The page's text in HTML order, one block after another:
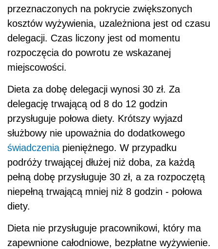
przeznaczonych na pokrycie zwiększonych
kosztów wyżywienia, uzależniona jest od czasu
delegacji. Czas liczony jest od momentu
rozpoczęcia do powrotu ze wskazanej
miejscowości.
Dieta za dobę delegacji wynosi 30 zł. Za
delegację trwającą od 8 do 12 godzin
przysługuje połowa diety. Krótszy wyjazd
służbowy nie upoważnia do dodatkowego
świadczenia pieniężnego. W przypadku
podróży trwającej dłużej niż doba, za każdą
pełną dobę przysługuje 30 zł, a za rozpoczętą
niepełną trwającą mniej niż 8 godzin - połowa
diety.
Dieta nie przysługuje pracownikowi, który ma
zapewnione całodniowe, bezpłatne wyżywienie.